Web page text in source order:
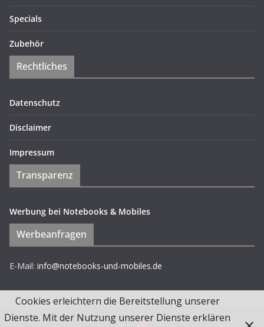
Specials
Zubehör
Rechtliches
Datenschutz
Disclaimer
Impressum
Transparenz
Werbung bei Notebooks & Mobiles
Werbeanfragen
E-Mail: info@notebooks-und-mobiles.de
Cookies erleichtern die Bereitstellung unserer
Dienste. Mit der Nutzung unserer Dienste erklären